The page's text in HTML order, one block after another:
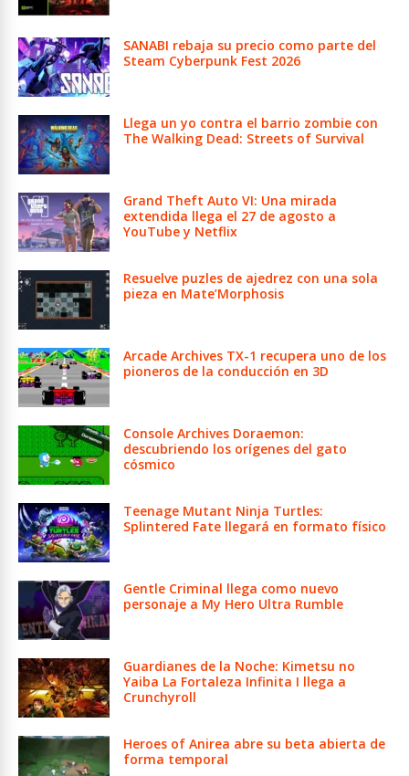
SANABI rebaja su precio como parte del
Steam Cyberpunk Fest 2026
Llega un yo contra el barrio zombie con
The Walking Dead: Streets of Survival
Grand Theft Auto VI: Una mirada
extendida llega el 27 de agosto a
YouTube y Netflix
Resuelve puzles de ajedrez con una sola
pieza en Mate’Morphosis
Arcade Archives TX-1 recupera uno de los
pioneros de la conducción en 3D
Console Archives Doraemon:
descubriendo los orígenes del gato
cósmico
Teenage Mutant Ninja Turtles:
Splintered Fate llegará en formato físico
Gentle Criminal llega como nuevo
personaje a My Hero Ultra Rumble
Guardianes de la Noche: Kimetsu no
Yaiba La Fortaleza Infinita I llega a
Crunchyroll
Heroes of Anirea abre su beta abierta de
forma temporal